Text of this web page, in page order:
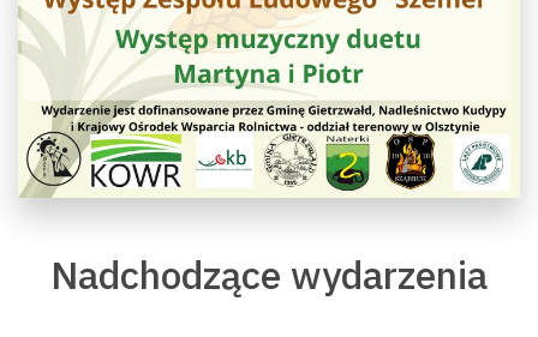
Nadchodzące wydarzenia